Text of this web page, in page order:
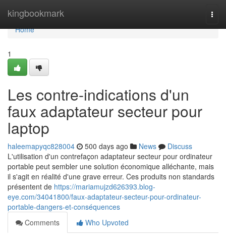
kingbookmark
Home
Home
1
Les contre-indications d'un
faux adaptateur secteur pour
laptop
haleemapyqc828004 500 days ago News
Discuss
L'utilisation d'un contrefaçon adaptateur secteur pour ordinateur
portable peut sembler une solution économique alléchante, mais
il s'agit en réalité d'une grave erreur. Ces produits non standards
présentent de https://mariamujzd626393.blog-
eye.com/34041800/faux-adaptateur-secteur-pour-ordinateur-
portable-dangers-et-conséquences
Comments
Who Upvoted